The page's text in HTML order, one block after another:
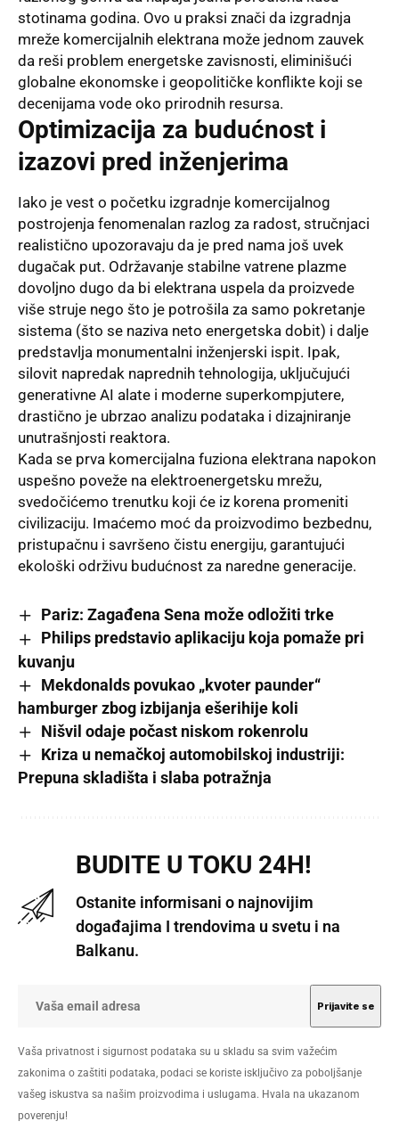
stotinama godina. Ovo u praksi znači da izgradnja
mreže komercijalnih elektrana može jednom zauvek
da reši problem energetske zavisnosti, eliminišući
globalne ekonomske i geopolitičke konflikte koji se
decenijama vode oko prirodnih resursa.
Optimizacija za budućnost i
izazovi pred inženjerima
Iako je vest o početku izgradnje komercijalnog
postrojenja fenomenalan razlog za radost, stručnjaci
realistično upozoravaju da je pred nama još uvek
dugačak put. Održavanje stabilne vatrene plazme
dovoljno dugo da bi elektrana uspela da proizvede
više struje nego što je potrošila za samo pokretanje
sistema (što se naziva neto energetska dobit) i dalje
predstavlja monumentalni inženjerski ispit. Ipak,
silovit napredak naprednih tehnologija, uključujući
generativne AI alate i moderne superkompjutere,
drastično je ubrzao analizu podataka i dizajniranje
unutrašnjosti reaktora.
Kada se prva komercijalna fuziona elektrana napokon
uspešno poveže na elektroenergetsku mrežu,
svedočićemo trenutku koji će iz korena promeniti
civilizaciju. Imaćemo moć da proizvodimo bezbednu,
pristupačnu i savršeno čistu energiju, garantujući
ekološki održivu budućnost za naredne generacije.
Pariz: Zagađena Sena može odložiti trke
Philips predstavio aplikaciju koja pomaže pri
kuvanju
Mekdonalds povukao „kvoter paunder“
hamburger zbog izbijanja ešerihije koli
Nišvil odaje počast niskom rokenrolu
Kriza u nemačkoj automobilskoj industriji:
Prepuna skladišta i slaba potražnja
BUDITE U TOKU 24H!
Ostanite informisani o najnovijim
događajima I trendovima u svetu i na
Balkanu.
Vaša privatnost i sigurnost podataka su u skladu sa svim važećim
zakonima o zaštiti podataka, podaci se koriste isključivo za poboljšanje
vašeg iskustva sa našim proizvodima i uslugama. Hvala na ukazanom
poverenju!